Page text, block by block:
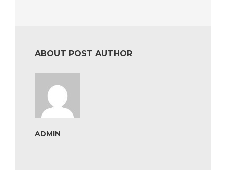
ABOUT POST AUTHOR
ADMIN